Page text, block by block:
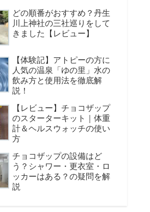
どの順番がおすすめ？丹生
川上神社の三社巡りをして
きました【レビュー】
【体験記】アトピーの方に
人気の温泉「ゆの里」水の
飲み方と使用法を徹底解
説！
【レビュー】チョコザップ
のスターターキット｜体重
計＆ヘルスウォッチの使い
方
チョコザップの設備はど
う？シャワー・更衣室・ロ
ッカーはある？の疑問を解
説